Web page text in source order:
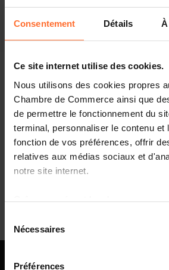
Consentement Détails
Ce site internet utilise des cookies.
Nous utilisons des cookies propres
Chambre de Commerce ainsi que
de permettre le fonctionnement du
terminal, personnaliser le contenu et
fonction de vos préférences, offrir
relatives aux médias sociaux et
notre site internet.
à l’exception des cookies strictement
fonctionnement du site. Une
cookies est accessible sous l’onglet
Nécessaires
Préférences
À Osaka, le pavillon
durabilité